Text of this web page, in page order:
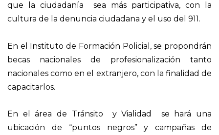
que la ciudadanía sea más participativa, con la
cultura de la denuncia ciudadana y el uso del 911.
En el Instituto de Formación Policial, se propondrán
becas nacionales de profesionalización tanto
nacionales como en el extranjero, con la finalidad de
capacitarlos.
En el área de Tránsito y Vialidad se hará una
ubicación de “puntos negros” y campañas de